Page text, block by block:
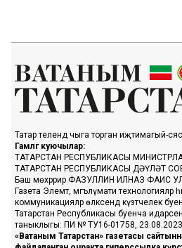
Татар телендә чыга торган иҗтимагый-
Гамәлгә куючылар:
ТАТАРСТАН РЕСПУБЛИКАСЫ
ТАТАРСТАН РЕСПУБЛИКАСЫ ДӘҮЛӘТ
Баш мөхәррир ФАЗУЛЛИН ИЛНАЗ ФАИС
Газета Элемтә, мәгълүмати технологияләр
коммуникацияләр өлкәсендә күзәтчелек
Татарстан Республикасы буенча идарәсендә
таныклыгы: ПИ № ТУ16-01758,
«Ватаным Татарстан» газетасы